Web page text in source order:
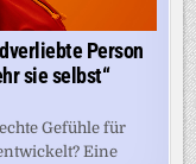
Person
sie selbst“
Gefühle für
Eine